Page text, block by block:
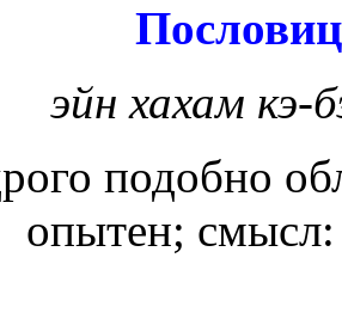
эйн хахам кэ-
подобно
опытен;